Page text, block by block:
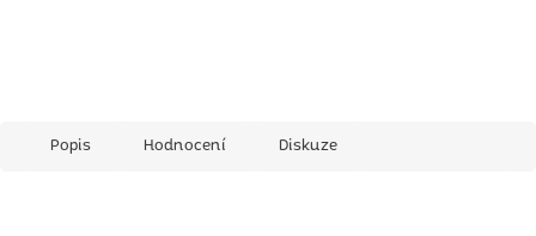
Popis Hodnocení Diskuze